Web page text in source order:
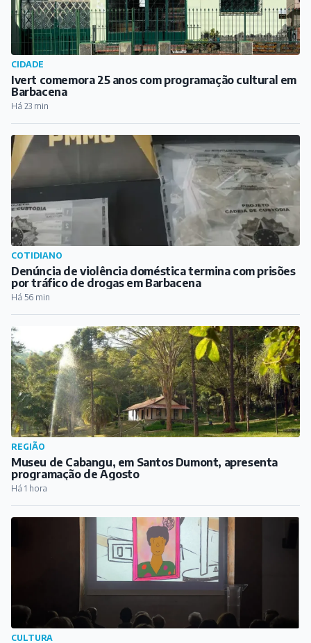
CIDADE
Ivert comemora 25 anos com programação cultural em
Barbacena
Há 23 min
COTIDIANO
Denúncia de violência doméstica termina com prisões
por tráfico de drogas em Barbacena
Há 56 min
REGIÃO
Museu de Cabangu, em Santos Dumont, apresenta
programação de Agosto
Há 1 hora
CULTURA